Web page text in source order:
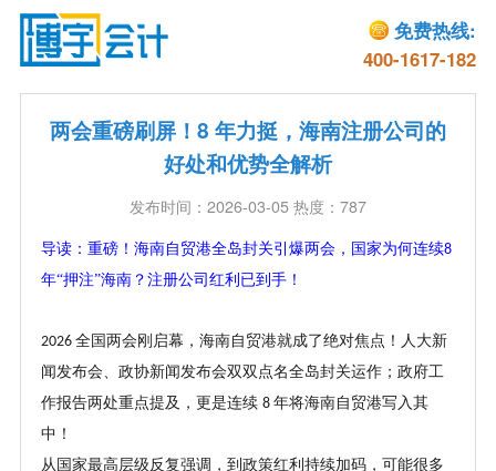
免费热线:
400-1617-182
两会重磅刷屏！8 年力挺，海南注册公司的
好处和优势全解析
发布时间：2026-03-05 热度：787
导读： 重磅！海南自贸港全岛封关引爆两会，国家为何连续8
年“押注”海南？注册公司红利已到手！
2026 全国两会刚启幕，海南自贸港就成了绝对焦点！人大新
闻发布会、政协新闻发布会双双点名全岛封关运作；政府工
作报告两处重点提及，更是连续 8 年将海南自贸港写入其
中！
从国家最高层级反复强调，到政策红利持续加码，可能很多